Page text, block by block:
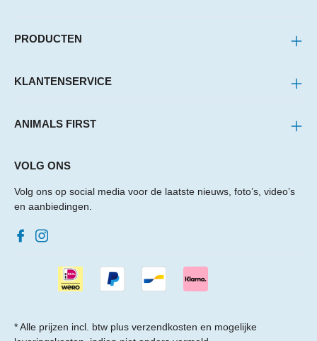
PRODUCTEN
KLANTENSERVICE
ANIMALS FIRST
VOLG ONS
Volg ons op social media voor de laatste nieuws, foto’s, video’s
en aanbiedingen.
* Alle prijzen incl. btw plus verzendkosten en mogelijke